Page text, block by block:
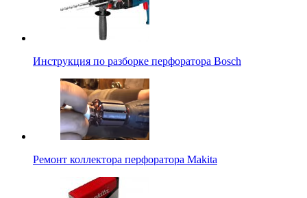
Инструкция по разборке перфоратора Bosch
Ремонт коллектора перфоратора Makita